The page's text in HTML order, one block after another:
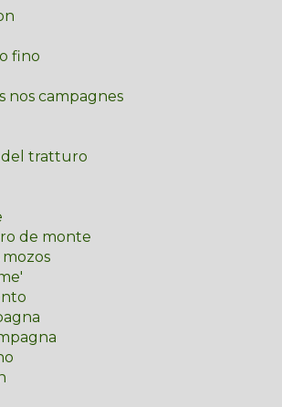
fino
nos campagnes
del tratturo
de monte